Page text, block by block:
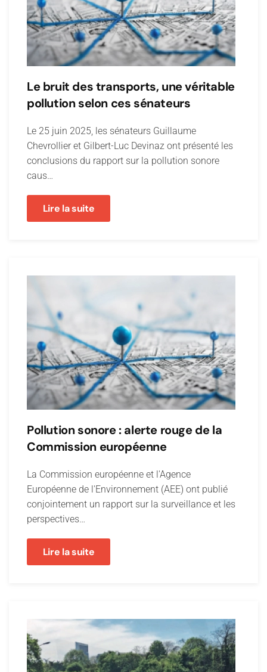
Le bruit des transports, une véritable
pollution selon ces sénateurs
Le 25 juin 2025, les sénateurs Guillaume
Chevrollier et Gilbert-Luc Devinaz ont présenté les
conclusions du rapport sur la pollution sonore
caus…
Lire la suite
Pollution sonore : alerte rouge de la
Commission européenne
La Commission européenne et l'Agence
Européenne de l'Environnement (AEE) ont publié
conjointement un rapport sur la surveillance et les
perspectives…
Lire la suite